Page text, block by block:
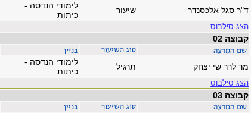
לימודי הנדסה -
כיתות
שיעור ד"ר סגל אלכסנדר
הצג סילבוס
קבוצה 02
לימודי הנדסה -
כיתות
תרגיל מר לרר שי יצחק
הצג סילבוס
קבוצה 03